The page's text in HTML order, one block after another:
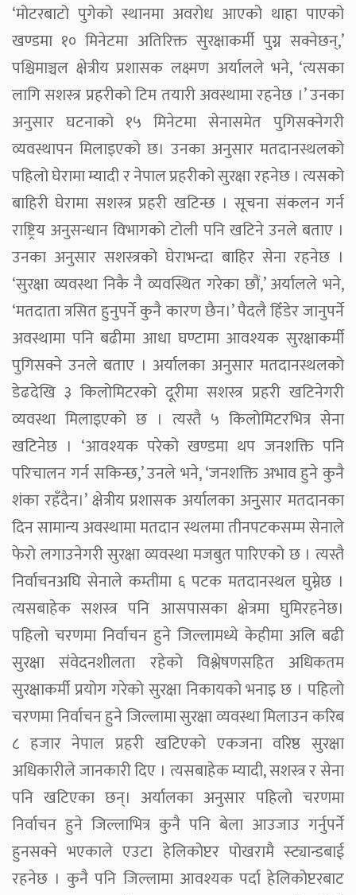
‘मोटरबाटो पुगेको स्थानमा अवरोध आएको थाहा पाएको
खण्डमा १० मिनेटमा अतिरिक्त सुरक्षाकर्मी पुग्न सक्नेछन्,’
पश्चिमाञ्चल क्षेत्रीय प्रशासक लक्ष्मण अर्यालले भने, ‘त्यसका
लागि सशस्त्र प्रहरीको टिम तयारी अवस्थामा रहनेछ ।’ उनका
अनुसार घटनाको १५ मिनेटमा सेनासमेत पुगिसक्नेगरी
व्यवस्थापन मिलाइएको छ। उनका अनुसार मतदानस्थलको
पहिलो घेरामा म्यादी र नेपाल प्रहरीको सुरक्षा रहनेछ । त्यसको
बाहिरी घेरामा सशस्त्र प्रहरी खटिन्छ । सूचना संकलन गर्न
राष्ट्रिय अनुसन्धान विभागको टोली पनि खटिने उनले बताए ।
उनका अनुसार सशस्त्रको घेराभन्दा बाहिर सेना रहनेछ ।
‘सुरक्षा व्यवस्था निकै नै व्यवस्थित गरेका छौं,’ अर्यालले भने,
‘मतदाता त्रसित हुनुपर्ने कुनै कारण छैन।’ पैदलै हिँडेर जानुपर्ने
अवस्थामा पनि बढीमा आधा घण्टामा आवश्यक सुरक्षाकर्मी
पुगिसक्ने उनले बताए । अर्यालका अनुसार मतदानस्थलको
डेढदेखि ३ किलोमिटरको दूरीमा सशस्त्र प्रहरी खटिनेगरी
व्यवस्था मिलाइएको छ । त्यस्तै ५ किलोमिटरभित्र सेना
खटिनेछ । ‘आवश्यक परेको खण्डमा थप जनशक्ति पनि
परिचालन गर्न सकिन्छ,’ उनले भने, ‘जनशक्ति अभाव हुने कुनै
शंका रहँदैन।’ क्षेत्रीय प्रशासक अर्यालका अनुुसार मतदानका
दिन सामान्य अवस्थामा मतदान स्थलमा तीनपटकसम्म सेनाले
फेरो लगाउनेगरी सुरक्षा व्यवस्था मजबुत पारिएको छ । त्यस्तै
निर्वाचनअघि सेनाले कम्तीमा ६ पटक मतदानस्थल घुम्नेछ ।
त्यसबाहेक सशस्त्र पनि आसपासका क्षेत्रमा घुमिरहनेछ।
पहिलो चरणमा निर्वाचन हुने जिल्लामध्ये केहीमा अलि बढी
सुरक्षा संंवेदनशीलता रहेको विश्लेषणसहित अधिकतम
सुरक्षाकर्मी प्रयोग गरेको सुरक्षा निकायको भनाइ छ । पहिलो
चरणमा निर्वाचन हुने जिल्लामा सुरक्षा व्यवस्था मिलाउन करिब
८ हजार नेपाल प्रहरी खटिएको एकजना वरिष्ठ सुरक्षा
अधिकारीले जानकारी दिए । त्यसबाहेक म्यादी, सशस्त्र र सेना
पनि खटिएका छन्। अर्यालका अनुसार पहिलो चरणमा
निर्वाचन हुने जिल्लाभित्र कुनै पनि बेला आउजाउ गर्नुपर्ने
हुनसक्ने भएकाले एउटा हेलिकोप्टर पोखरामै स्ट्यान्डबाई
रहनेछ । कुनै पनि जिल्लामा आवश्यक पर्दा हेलिकोप्टरबाट